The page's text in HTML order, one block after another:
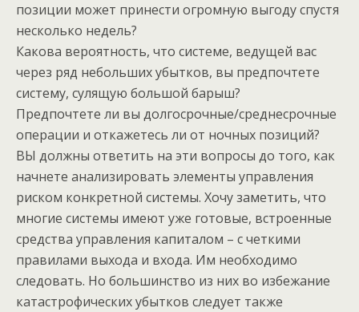
позиции может принести огромную выгоду спустя
несколько недель?
Какова вероятность, что системе, ведущей вас
через ряд небольших убытков, вы предпочтете
систему, сулящую большой барыш?
Предпочтете ли вы долгосрочные/среднесрочные
операции и откажетесь ли от ночных позиций?
ВЫ должны ответить на эти вопросы до того, как
начнете анализировать элементы управления
риском конкретной системы. Хочу заметить, что
многие системы имеют уже готовые, встроенные
средства управления капиталом – с четкими
правилами выхода и входа. Им необходимо
следовать. Но большинство из них во избежание
катастрофических убытков следует также